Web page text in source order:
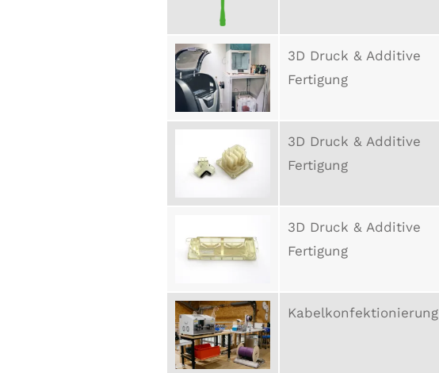
3D Druck & Additive
Fertigung
3D Druck & Additive
Fertigung
3D Druck & Additive
Fertigung
Kabelkonfektionierung